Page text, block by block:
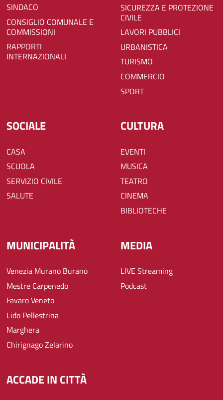
SINDACO
CONSIGLIO COMUNALE E
COMMISSIONI
RAPPORTI
INTERNAZIONALI
SICUREZZA E PROTEZIONE
CIVILE
LAVORI PUBBLICI
URBANISTICA
TURISMO
COMMERCIO
SPORT
SOCIALE
CASA
SCUOLA
SERVIZIO CIVILE
SALUTE
CULTURA
EVENTI
MUSICA
TEATRO
CINEMA
BIBLIOTECHE
MUNICIPALITÀ
Venezia Murano Burano
Mestre Carpenedo
Favaro Veneto
Lido Pellestrina
Marghera
Chirignago Zelarino
MEDIA
LIVE Streaming
Podcast
ACCADE IN CITTÀ